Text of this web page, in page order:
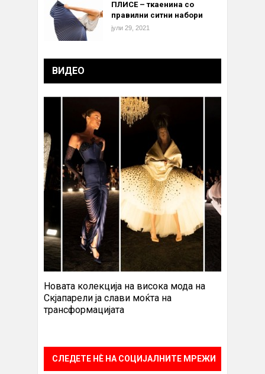
ПЛИСЕ – ткаенина со
правилни ситни набори
јули 29, 2021
ВИДЕО
Новата колекција на висока мода на
Скјапарели ја слави моќта на
трансформацијата
СЛЕДЕТЕ НÈ НА СОЦИЈАЛНИТЕ МРЕЖИ